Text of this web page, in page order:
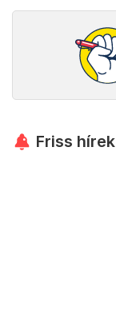
Friss hírek